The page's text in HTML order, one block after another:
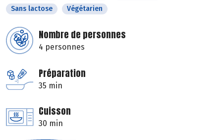
Sans lactose
Végétarien
Nombre de personnes
4 personnes
Préparation
35 min
Cuisson
30 min